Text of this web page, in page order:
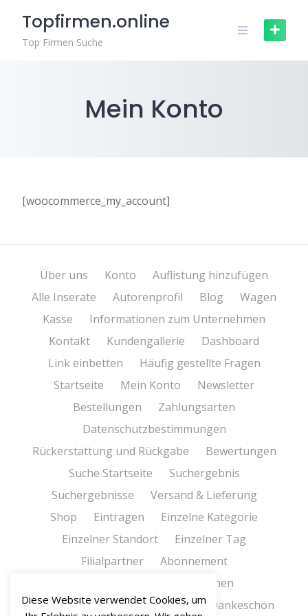
Inhalt
springen
Topfirmen.online
Top Firmen Suche
Mein Konto
[woocommerce_my_account]
Über uns Konto
Auflistung hinzufügen
Alle Inserate
Autorenprofil Blog
Wagen
Kasse
Informationen zum Unternehmen
Kontakt
Kundengallerie
Dashboard
Link einbetten
Häufig gestellte Fragen
Startseite
Mein Konto
Newsletter
Bestellungen
Zahlungsarten
Datenschutzbestimmungen
Rückerstattung und Rückgabe
Bewertungen
Suche Startseite
Suchergebnis
Suchergebnisse
Versand & Lieferung
Shop
Eintragen
Einzelne Kategorie
Einzelner Standort
Einzelner Tag
Filialpartner
Abonnement
Bedingungen und Konditionen
Bedingungen und Konditionen
Dankeschön
Diese Website verwendet Cookies, um